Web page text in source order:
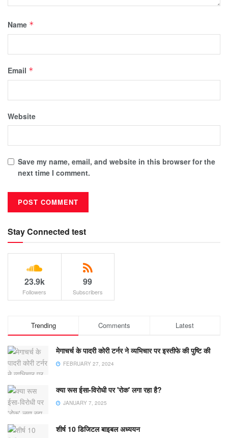
Name *
Email *
Website
Save my name, email, and website in this browser for the
next time I comment.
Stay Connected test
23.9k
Followers
99
Subscribers
Trending Comments Latest
मेगाचर्च के पादरी कोरी टर्नर ने व्यभिचार पर इस्तीफे की पुष्टि की
FEBRUARY 27, 2024
क्या रूस ईसा-विरोधी पर 'रोक' लगा रहा है?
JANUARY 7, 2025
शीर्ष 10 डिजिटल बाइबल अध्ययन